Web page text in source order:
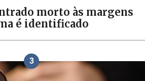
morto às margens
é identificado
3